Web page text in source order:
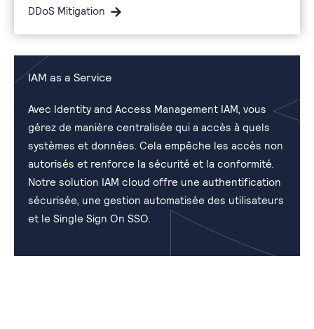
DDoS Mitigation
IAM as a Service
Avec Identity and Access Management IAM, vous
gérez de manière centralisée qui a accès à quels
systèmes et données. Cela empêche les accès non
autorisés et renforce la sécurité et la conformité.
Notre solution IAM cloud offre une authentification
sécurisée, une gestion automatisée des utilisateurs
et le Single Sign On SSO.